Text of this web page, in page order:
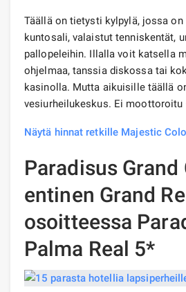
Täällä on tietysti kylpylä, jossa
kuntosali, valaistut tenniskentät,
pallopeleihin. Illalla voit katsella
ohjelmaa, tanssia diskossa tai
kasinolla. Mutta aikuisille täällä
vesiurheilukeskus. Ei moottoroitu
Näytä hinnat retkille Majestic
Paradisus Grand
entinen Grand
osoitteessa
Palma Real 5*